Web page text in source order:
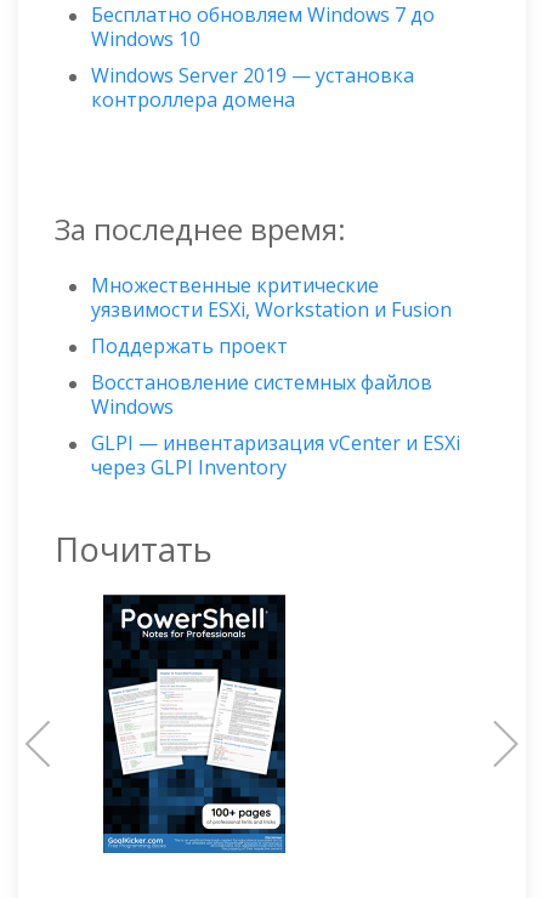
Бесплатно обновляем Windows 7 до
Windows 10
Windows Server 2019 — установка
контроллера домена
За последнее время:
Множественные критические
уязвимости ESXi, Workstation и Fusion
Поддержать проект
Восстановление системных файлов
Windows
GLPI — инвентаризация vCenter и ESXi
через GLPI Inventory
Почитать